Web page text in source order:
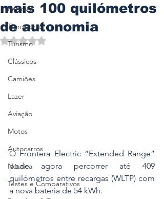
Ferrovia
Transporte
Turismo
Clássicos
Camiões
Lazer
Aviação
Motos
Autocarros
Náutica
Testes e Comparativos
mais 100 quilómetros
de autonomia
Avaliado com NaN de 5 estrelas.
O Frontera Electric “Extended Range”
pode agora percorrer até 409
quilómetros entre recargas (WLTP) com
a nova bateria de 54 kWh.